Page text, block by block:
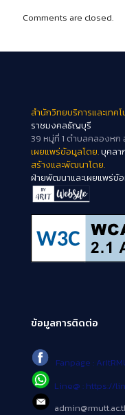
Comments are closed.
สำนักวิทยบริการและเทค
ราชมงคลธัญบุรี
39 หมู่ที่ 1 ตำบลคลองหก
เผยแพร่ข้อมูลโดย.บุคลา
สร้างและพัฒนาโดย.
ฝ่ายพัฒนาและเผยแพร่ข้
ข้อมูลการติดต่อ
Fanpage :
Line@ : https://